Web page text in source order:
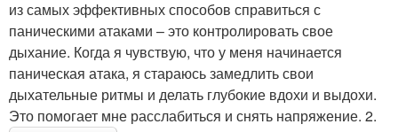
из самых эффективных способов справиться с
паническими атаками – это контролировать свое
дыхание. Когда я чувствую, что у меня начинается
паническая атака, я стараюсь замедлить свои
дыхательные ритмы и делать глубокие вдохи и выдохи.
Это помогает мне расслабиться и снять напряжение. 2.